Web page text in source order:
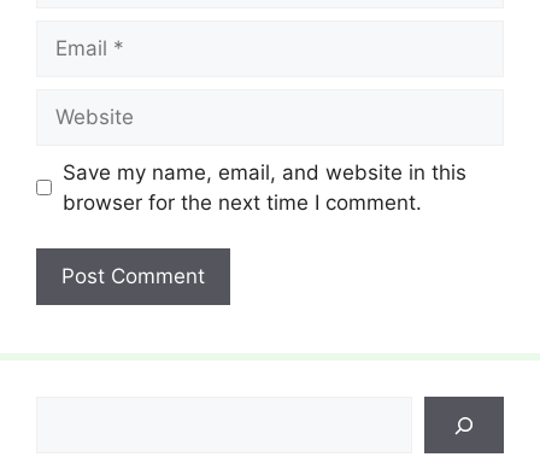
Save my name, email, and website in this
browser for the next time I comment.